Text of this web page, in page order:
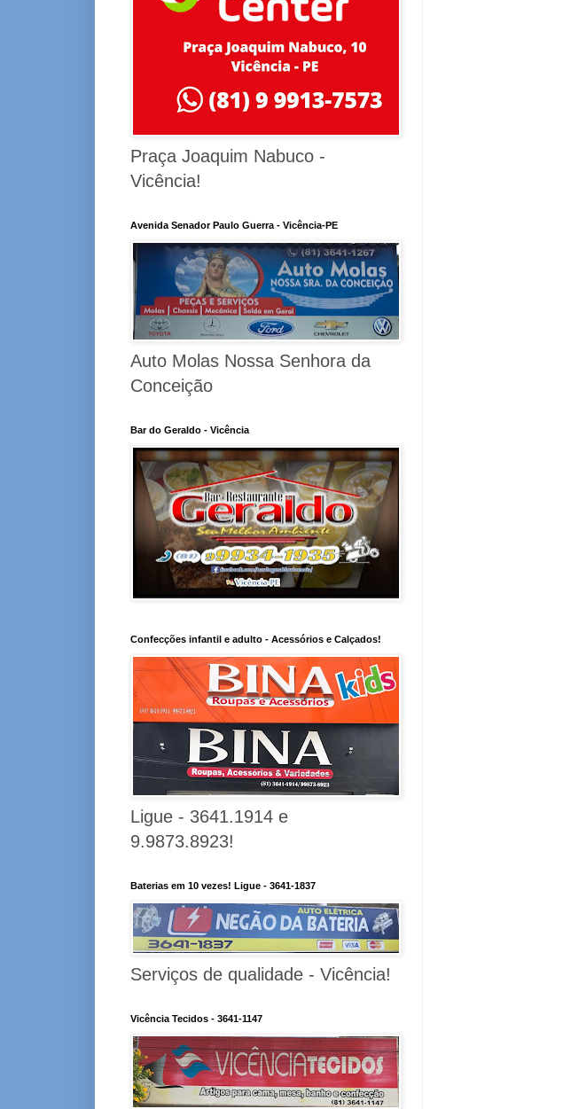
Praça Joaquim Nabuco -
Vicência!
Avenida Senador Paulo Guerra - Vicência-PE
Auto Molas Nossa Senhora da
Conceição
Bar do Geraldo - Vicência
Confecções infantil e adulto - Acessórios e Calçados!
Ligue - 3641.1914 e
9.9873.8923!
Baterias em 10 vezes! Ligue - 3641-1837
Serviços de qualidade - Vicência!
Vicência Tecidos - 3641-1147